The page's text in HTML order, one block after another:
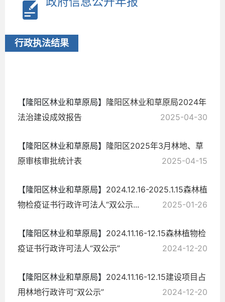
行政执法结果
【隆阳区林业和草原局】 隆阳区林业和草原局2024年
法治建设成效报告
2025-04-30
【隆阳区林业和草原局】 隆阳区2025年3月林地、草
原审核审批统计表
2025-04-15
【隆阳区林业和草原局】 2024.12.16-2025.1.15森林植
物检疫证书行政许可法人“双公示...
2025-01-26
【隆阳区林业和草原局】 2024.11.16-12.15森林植物检
疫证书行政许可法人“双公示”
2024-12-20
【隆阳区林业和草原局】 2024.11.16-12.15建设项目占
用林地行政许可“双公示”
2024-12-20